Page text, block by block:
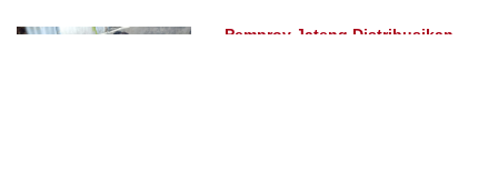
Pemprov Jateng Distribusikan